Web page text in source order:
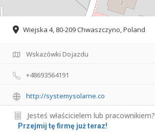
Wiejska 4, 80-209 Chwaszczyno, Poland
Wskazówki Dojazdu
+48693564191
http://systemysolarne.co
Jesteś właścicielem lub pracownikiem?
Przejmij tę firmę już teraz!